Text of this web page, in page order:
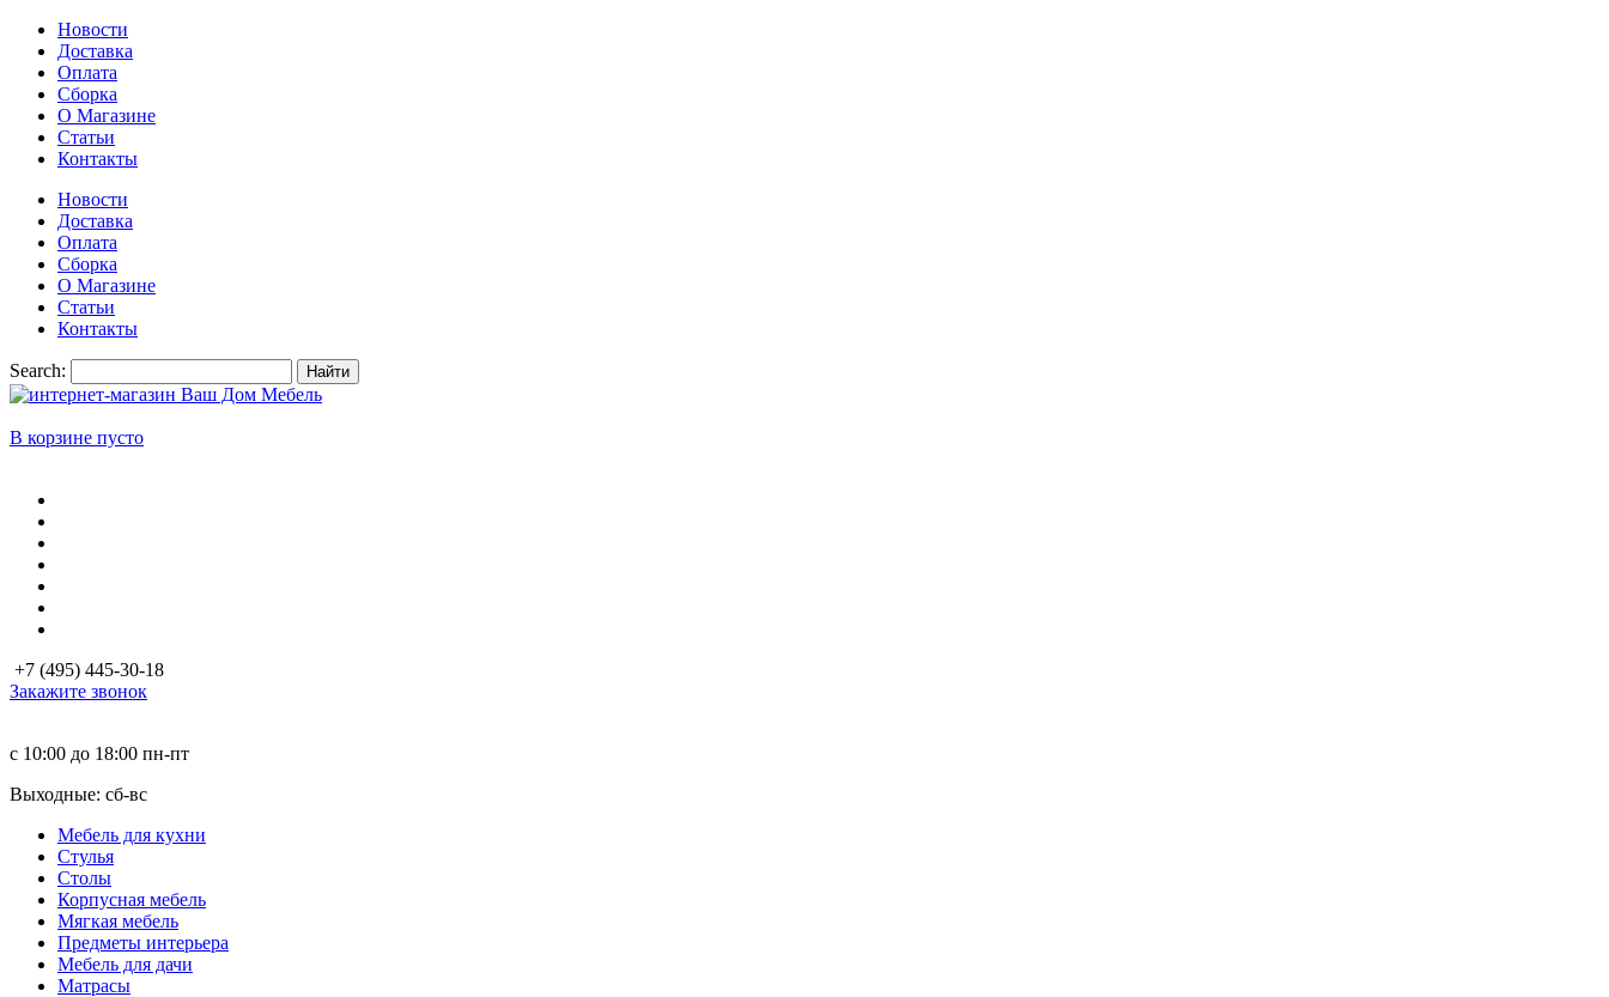
Новости
Доставка
Оплата
Сборка
О Магазине
Статьи
Контакты
Новости
Доставка
Оплата
Сборка
О Магазине
Статьи
Контакты
Search: Найти
В корзине пусто
+7 (495) 445-30-18
Закажите звонок
с 10:00 до 18:00 пн-пт
Выходные: сб-вc
Мебель для кухни
Стулья
Столы
Корпусная мебель
Мягкая мебель
Предметы интерьера
Мебель для дачи
Матраcы